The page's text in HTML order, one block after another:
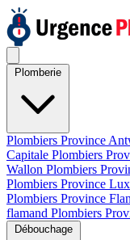
Plombiers Province
Capitale Plombiers
Wallon Plombiers
Plombiers Province
Plombiers Province
flamand Plombiers